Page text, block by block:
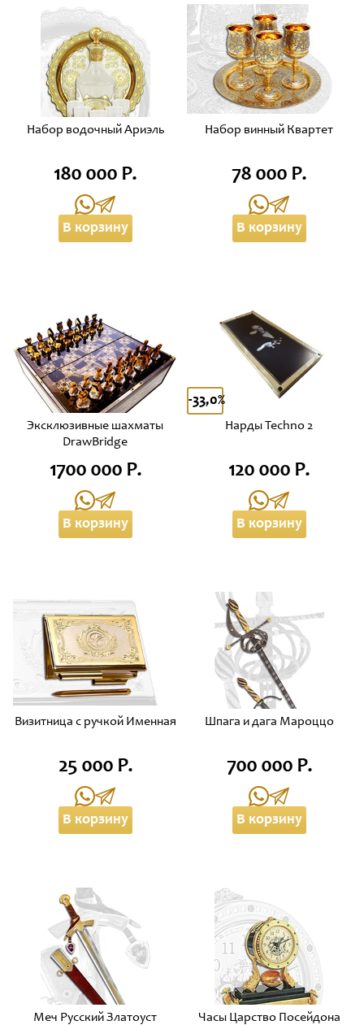
Набор водочный Ариэль
180 000 Р.
В корзину
Набор винный Квартет
78 000 Р.
В корзину
Эксклюзивные шахматы
DrawBridge
1700 000 Р.
В корзину
Нарды Techno 2
-33,0%
120 000 Р.
В корзину
Визитница с ручкой Именная
25 000 Р.
В корзину
Шпага и дага Мароццо
700 000 Р.
В корзину
Меч Русский Златоуст Часы Царство Посейдона